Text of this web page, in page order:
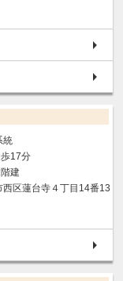
統
17分
建
西区蓮台寺４丁目14番13